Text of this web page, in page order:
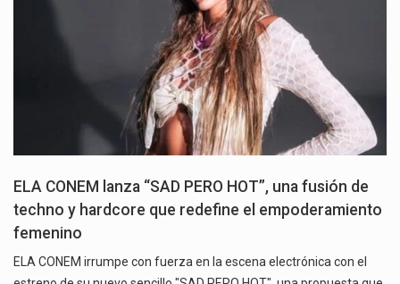
ELA CONEM lanza “SAD PERO HOT”, una fusión de
techno y hardcore que redefine el empoderamiento
femenino
ELA CONEM irrumpe con fuerza en la escena electrónica con el